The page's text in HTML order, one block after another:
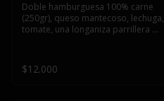
Doble hamburguesa 100% carne
(250gr), queso mantecoso, lechuga,
tomate, una longaniza parrillera
papas fritas.
$12.000